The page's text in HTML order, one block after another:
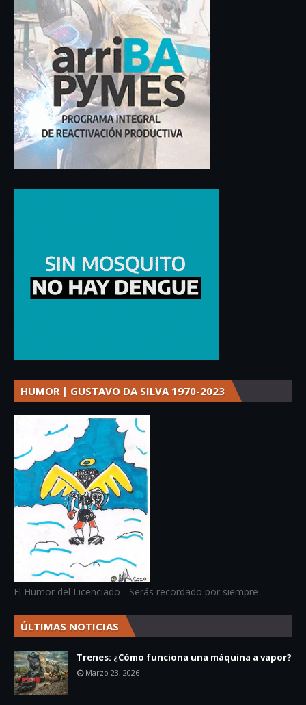
HUMOR | GUSTAVO DA SILVA 1970-2023
El Humor del Licenciado - Serás recordado por siempre
ÚLTIMAS NOTICIAS
Trenes: ¿Cómo funciona una máquina a vapor?
Marzo 23, 2026